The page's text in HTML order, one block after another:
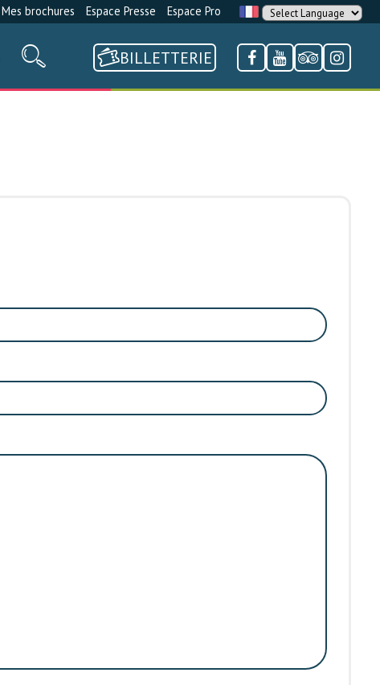
Mes brochures Espace Presse Espace Pro
BILLETTERIE